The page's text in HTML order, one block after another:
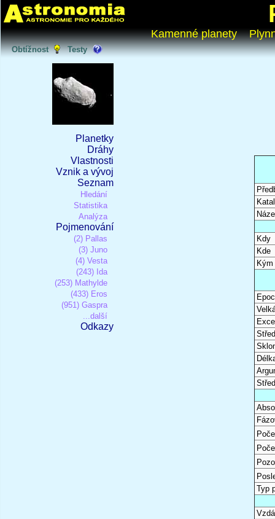
Kamenné planety
Obtížnost Testy
Planetky
Dráhy
Vlastnosti
Vznik a vývoj
Seznam
Hledání
Statistika
Analýza
Pojmenování
(2) Pallas
(3) Juno
(4) Vesta
(243) Ida
(253) Mathylde
(433) Eros
(951) Gaspra
...další
Odkazy
Kdy
Kde
Kým
Typ